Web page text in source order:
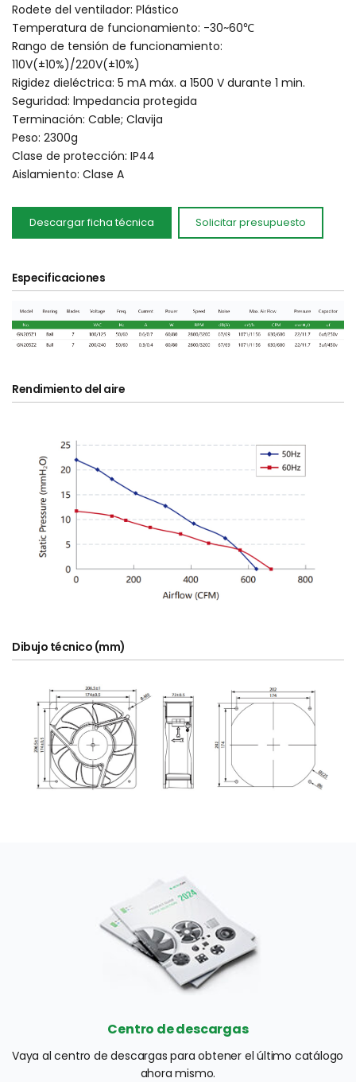
Rodete del ventilador: Plástico
Temperatura de funcionamiento: -30~60℃
Rango de tensión de funcionamiento:
110V(±10%)/220V(±10%)
Rigidez dieléctrica: 5 mA máx. a 1500 V durante 1 min.
Seguridad: lmpedancia protegida
Terminación: Cable; Clavija
Peso: 2300g
Clase de protección: IP44
Aislamiento: Clase A
Descargar ficha técnica Solicitar presupuesto
Especificaciones
Rendimiento del aire
Dibujo técnico (mm)
Centro de descargas
Vaya al centro de descargas para obtener el último catálogo
ahora mismo.